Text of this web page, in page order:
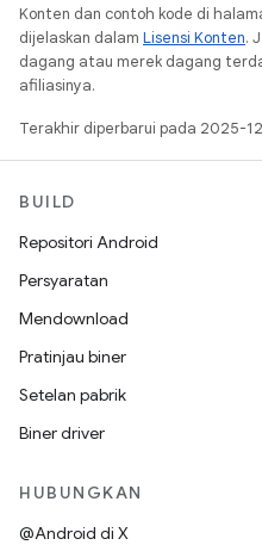
Konten dan contoh kode di
dijelaskan dalam Lisensi Konten.
dagang atau merek dagang
afiliasinya.
Terakhir diperbarui pada 2025-
BUILD
Repositori Android
Persyaratan
Mendownload
Pratinjau biner
Setelan pabrik
Biner driver
HUBUNGKAN
@Android di X